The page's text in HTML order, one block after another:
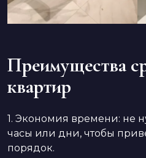
Преимущества
квартир
1. Экономия времени: не
часы или дни, чтобы
порядок.